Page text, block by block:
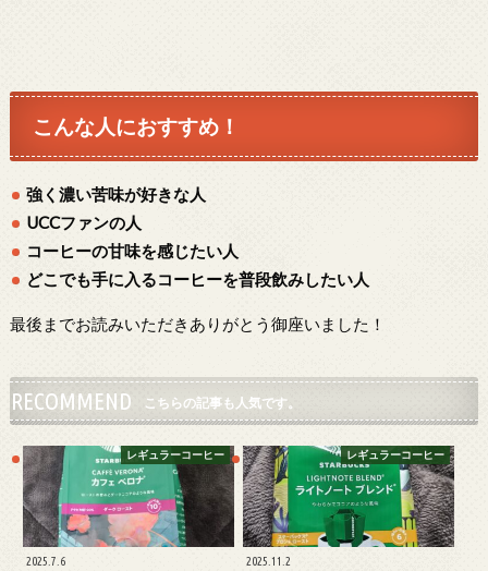
こんな人におすすめ！
強く濃い苦味が好きな人
UCCファンの人
コーヒーの甘味を感じたい人
どこでも手に入るコーヒーを普段飲みしたい人
最後までお読みいただきありがとう御座いました！
RECOMMEND こちらの記事も人気です。
レギュラーコーヒー
2025.7.6
レギュラーコーヒー
2025.11.2